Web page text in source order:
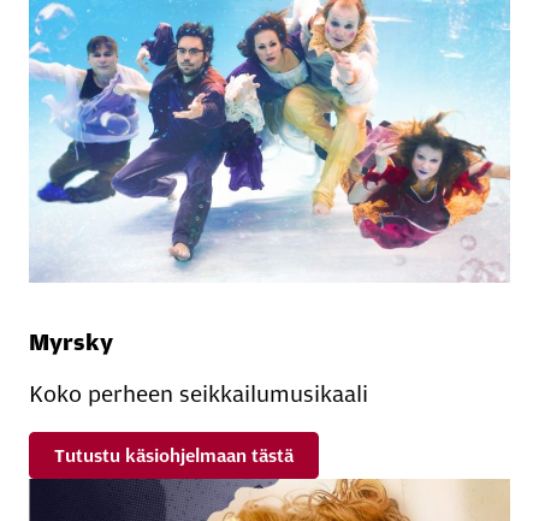
Myrsky
Koko perheen seikkailumusikaali
Tutustu käsiohjelmaan tästä